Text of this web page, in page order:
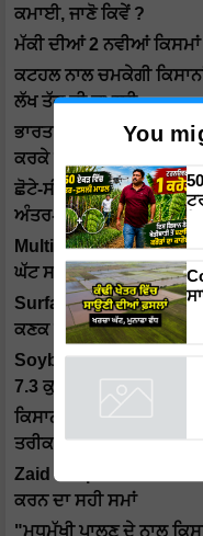
ਕਮਾਈ, ਜਾਣੋ ਕਿਵੇਂ ?
ਮੱਕੀ ਦੀਆਂ 2 ਨਵੀਆਂ
ਕਟਹਲ ਨਾਲ ਚਮਕੇਗੀ
ਲੱਖ ਤੱਕ ਦੀ ਕਮਾਈ
ਭਾਰਤ 'ਚ ਵਧੀ ਕਾਲੇ ਟਮਾਟਰਾਂ
ਕਰਕੇ ਬਣ ਜਾਓ ਅਮੀਰ
ਛੋਟੇ-ਸੀਮਾਂਤ ਕਿਸਾਨਾਂ ਦੀ
ਅੰਤਰ-ਫਸਲੀ ਪ੍ਰਣਾਲੀ
Multi Cropping: ਕਿਸਾਨ
ਘੱਟ ਸਮੇਂ 'ਚ ਪਾਓ ਚੰਗਾ ਮੁਨਾਫਾ
Surface Seeding
ਕਣਕ ਦੀ ਬਿਜਾਈ ਲਈ ਸਭ ਤੋਂ
Soybean ਦੀਆਂ ਰੋਗ ਮੁਕਤ
7.3 ਕੁਇੰਟਲ
ਕਿਸਾਨ ਵੀਰੋਂ ਫਾਲਸੇ ਦੀ ਖੇਤੀ
ਤਰੀਕਾ
Zaid Crops ਤੋਂ ਹੋਵੇਗਾ
ਕਰਨ ਦਾ ਸਹੀ ਸਮਾਂ
"ਮਧੂਮੱਖੀ ਪਾਲਣ ਦੇ ਨਾਲ
You